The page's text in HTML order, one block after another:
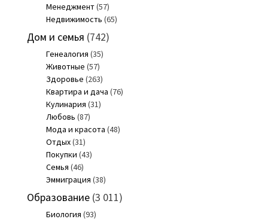
Менеджмент(57)
Недвижимость (65)
Дом и семья (742)
Генеалогия (35)
Животные (57)
Здоровье (263)
Квартира и дача (76)
Кулинария (31)
Любовь (87)
Мода и красота (48)
Отдых(31)
Покупки (43)
Семья (46)
Эммиграция (38)
Образование(3 011)
Биология (93)